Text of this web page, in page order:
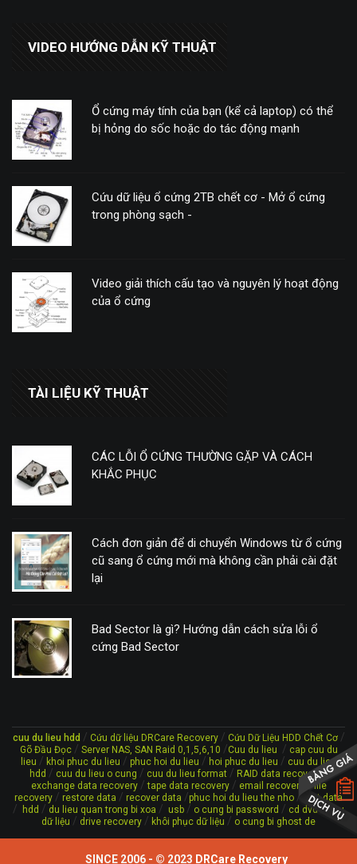
VIDEO HƯỚNG DẪN KỸ THUẬT
Ổ cứng máy tính của bạn (kể cả laptop) có thể
bị hỏng do sốc hoặc do tác động mạnh
Cứu dữ liệu ổ cứng 2TB chết cơ - Mở ổ cứng
trong phòng sạch -
Video giải thích cấu tạo và nguyên lý hoạt động
của ổ cứng
TÀI LIỆU KỸ THUẬT
CÁC LỖI Ổ CỨNG THƯỜNG GẶP VÀ CÁCH
KHẮC PHỤC
Cách đơn giản để di chuyển Windows từ ổ cứng
cũ sang ổ cứng mới mà không cần phải cài đặt
lại
Bad Sector là gì? Hướng dẫn cách sửa lỗi ổ
cứng Bad Sector
cuu du lieu hdd / Cứu dữ liệu DRCare Recovery/ Cứu Dữ Liệu HDD Chết Cơ/
Gõ Đầu Đọc/ Server NAS, SAN Raid 0,1,5,6,10 /Cuu du lieu / cap cuu du
lieu / khoi phuc du lieu / phuc hoi du lieu / hoi phuc du lieu / cuu du lieu
hdd / cuu du lieu o cung / cuu du lieu format / RAID data recovery/
exchange data recovery/tape data recovery/ email recovery /file
recovery / restore data / recover data /phuc hoi du lieu the nho / lost data
/ hdd / du lieu quan trong bi xoa / usb / o cung bi password / cd dvd/cứu
dữ liệu / drive recovery / khôi phục dữ liệu / o cung bi ghost de
SINCE 2006 - © 2023 DRCare Recovery